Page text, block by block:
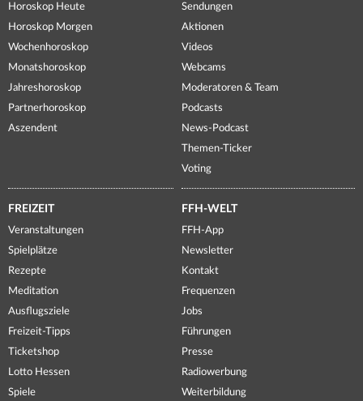
Horoskop Heute
Horoskop Morgen
Wochenhoroskop
Monatshoroskop
Jahreshoroskop
Partnerhoroskop
Aszendent
Sendungen
Aktionen
Videos
Webcams
Moderatoren & Team
Podcasts
News-Podcast
Themen-Ticker
Voting
FREIZEIT
Veranstaltungen
Spielplätze
Rezepte
Meditation
Ausflugsziele
Freizeit-Tipps
Ticketshop
Lotto Hessen
Spiele
FFH-WELT
FFH-App
Newsletter
Kontakt
Frequenzen
Jobs
Führungen
Presse
Radiowerbung
Weiterbildung